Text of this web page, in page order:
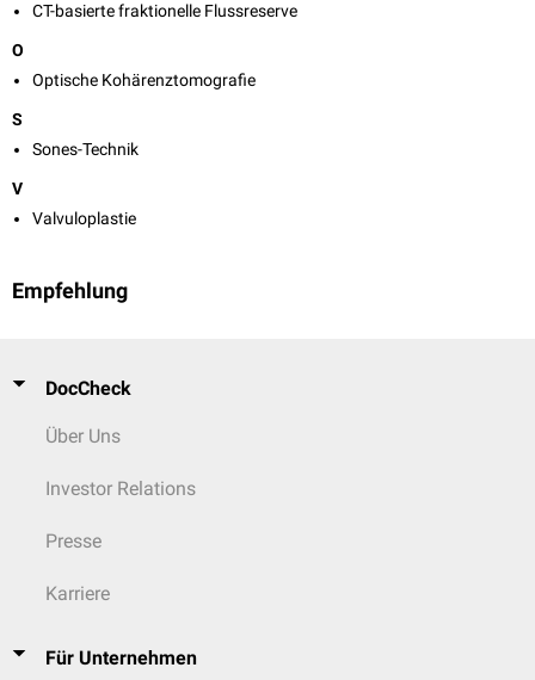
CT-basierte fraktionelle Flussreserve
O
Optische Kohärenztomografie
S
Sones-Technik
V
Valvuloplastie
Empfehlung
DocCheck
Über Uns
Investor Relations
Presse
Karriere
Für Unternehmen